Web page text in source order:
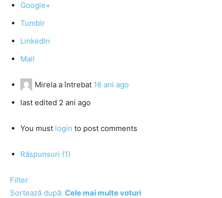
Google+
Tumblr
LinkedIn
Mail
Mirela a întrebat 16 ani ago
last edited 2 ani ago
You must login to post comments
Răspunsuri (1)
Filter
Sortează după: Cele mai multe voturi